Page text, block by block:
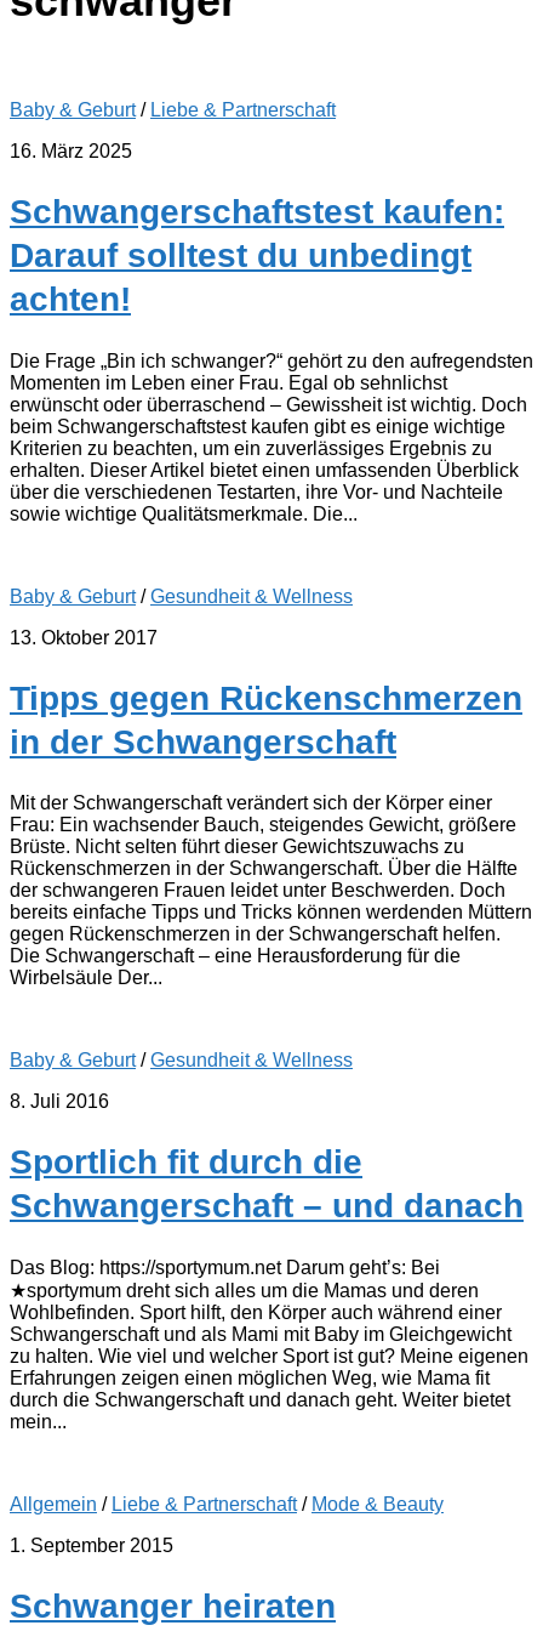
Baby & Geburt/ Liebe & Partnerschaft
16. März 2025
Schwangerschaftstest kaufen:
Darauf solltest du unbedingt
achten!
Die Frage „Bin ich schwanger?“ gehört zu den aufregendsten
Momenten im Leben einer Frau. Egal ob sehnlichst
erwünscht oder überraschend – Gewissheit ist wichtig. Doch
beim Schwangerschaftstest kaufen gibt es einige wichtige
Kriterien zu beachten, um ein zuverlässiges Ergebnis zu
erhalten. Dieser Artikel bietet einen umfassenden Überblick
über die verschiedenen Testarten, ihre Vor- und Nachteile
sowie wichtige Qualitätsmerkmale. Die...
Baby & Geburt/Gesundheit & Wellness
13. Oktober 2017
Tipps gegen Rückenschmerzen
in der Schwangerschaft
Mit der Schwangerschaft verändert sich der Körper einer
Frau: Ein wachsender Bauch, steigendes Gewicht, größere
Brüste. Nicht selten führt dieser Gewichtszuwachs zu
Rückenschmerzen in der Schwangerschaft. Über die Hälfte
der schwangeren Frauen leidet unter Beschwerden. Doch
bereits einfache Tipps und Tricks können werdenden Müttern
gegen Rückenschmerzen in der Schwangerschaft helfen.
Die Schwangerschaft – eine Herausforderung für die
Wirbelsäule Der...
Baby & Geburt/Gesundheit & Wellness
8. Juli 2016
Sportlich fit durch die
Schwangerschaft – und danach
Das Blog: https://sportymum.net Darum geht’s: Bei
★sportymum dreht sich alles um die Mamas und deren
Wohlbefinden. Sport hilft, den Körper auch während einer
Schwangerschaft und als Mami mit Baby im Gleichgewicht
zu halten. Wie viel und welcher Sport ist gut? Meine eigenen
Erfahrungen zeigen einen möglichen Weg, wie Mama fit
durch die Schwangerschaft und danach geht. Weiter bietet
mein...
Allgemein / Liebe & Partnerschaft/ Mode & Beauty
1. September 2015
Schwanger heiraten